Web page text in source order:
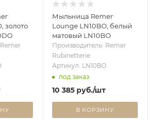
золото
Мыльница Remer
Lounge LN10BO, белый
матовый LN10BO
Производитель: Remer
Rubinetterie
Артикул: LN10BO
под заказ
10 385руб./шт
В КОРЗИНУ